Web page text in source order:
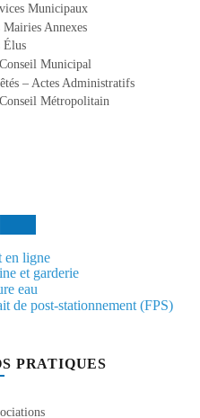
Municipaux
Mairies Annexes
Élus
Municipal
– Actes Administratifs
Métropolitain
en ligne
et garderie
eau
de post-stationnement (FPS)
PRATIQUES